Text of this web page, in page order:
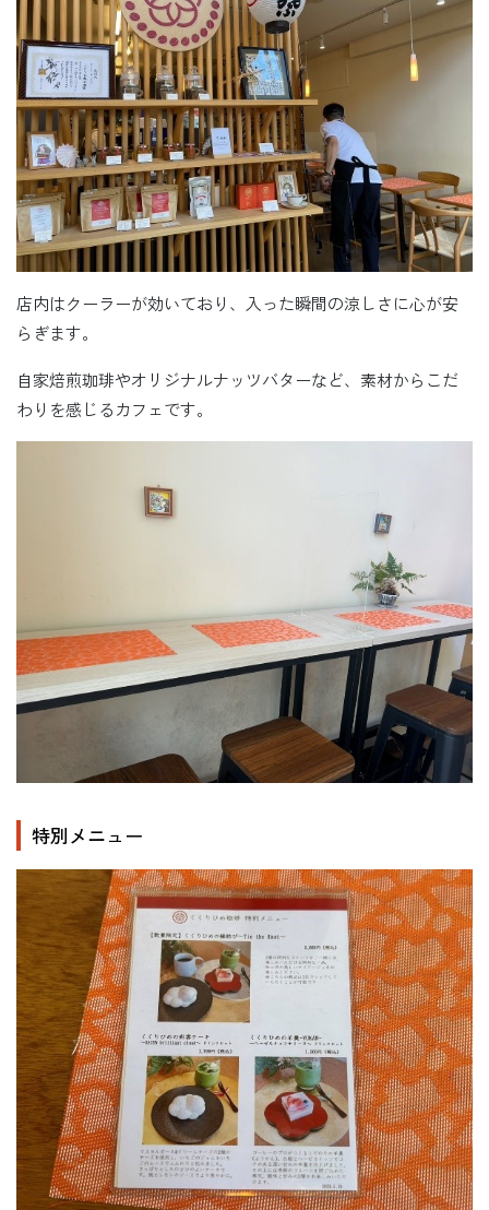
店内はクーラーが効いており、入った瞬間の涼しさに心が安
らぎます。
自家焙煎珈琲やオリジナルナッツバターなど、素材からこだ
わりを感じるカフェです。
特別メニュー